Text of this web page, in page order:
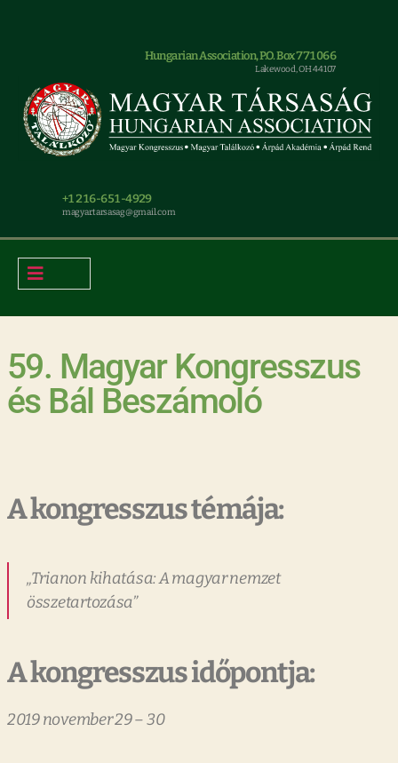
Hungarian Association, P.O. Box 771066
Lakewood, OH 44107
+1 216-651-4929
magyar.tarsasag@gmail.com
59. Magyar Kongresszus
és Bál Beszámoló
A kongresszus témája:
„Trianon kihatása: A magyar nemzet
összetartozása”
A kongresszus időpontja:
2019 november 29 – 30